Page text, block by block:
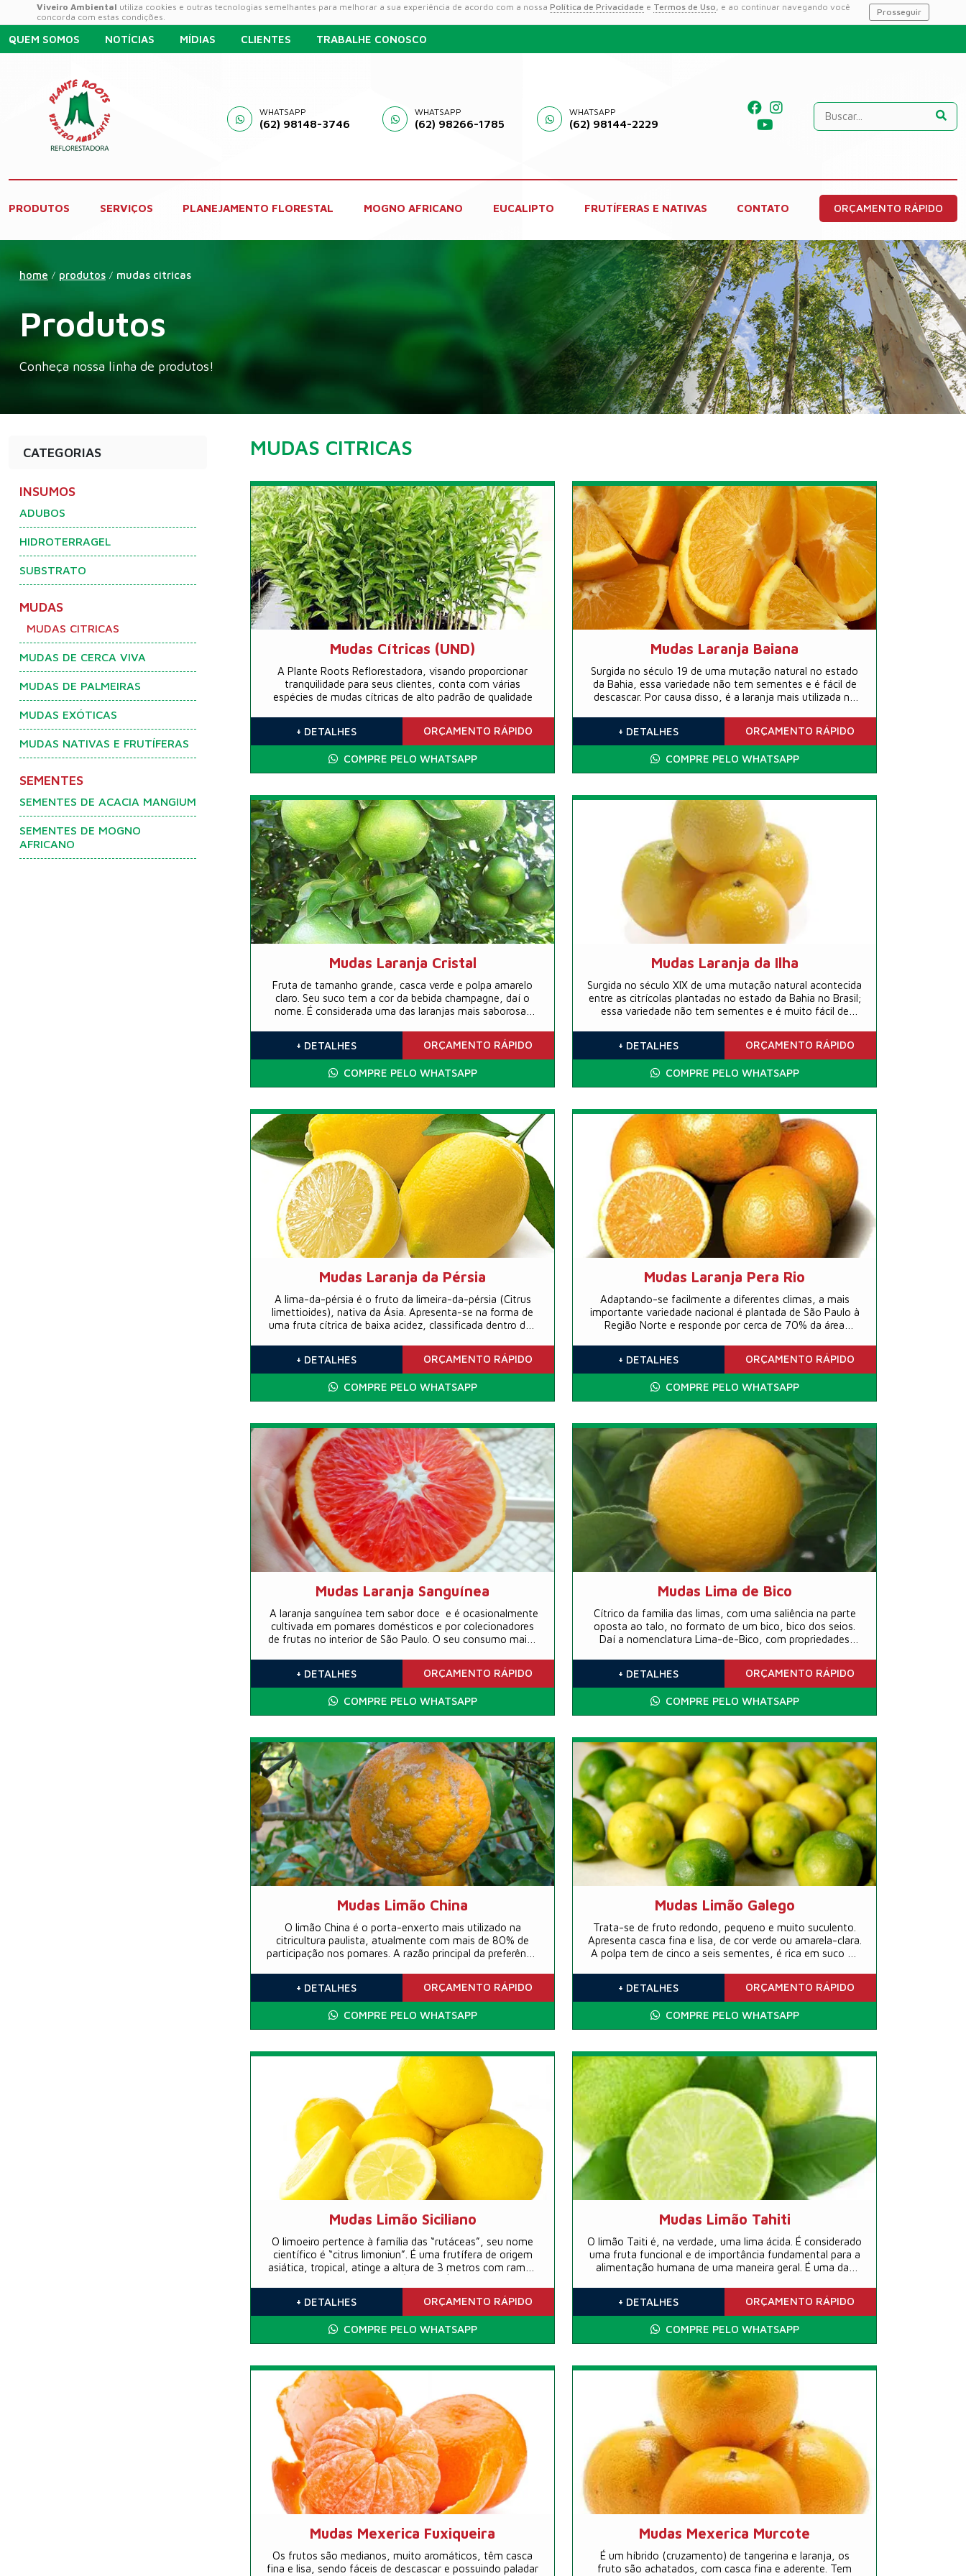
Viveiro Ambiental utiliza cookies e outras tecnologias semelhantes para melhorar a sua experiência de acordo com a nossa Política de Privacidade e Termos de Uso, e ao continuar navegando você
concorda com estas condições.
Prosseguir
QUEM SOMOS NOTÍCIAS MÍDIAS CLIENTES TRABALHE CONOSCO
WHATSAPP
(62) 98148-3746
WHATSAPP
(62) 98266-1785
WHATSAPP
(62) 98144-2229
PRODUTOS SERVIÇOS PLANEJAMENTO FLORESTAL MOGNO AFRICANO EUCALIPTO FRUTÍFERAS E NATIVAS CONTATO ORÇAMENTO RÁPIDO
home / produtos / mudas citricas
Produtos
Conheça nossa linha de produtos!
CATEGORIAS
INSUMOS
ADUBOS
HIDROTERRAGEL
SUBSTRATO
MUDAS
MUDAS CITRICAS
MUDAS DE CERCA VIVA
MUDAS DE PALMEIRAS
MUDAS EXÓTICAS
MUDAS NATIVAS E FRUTÍFERAS
SEMENTES
SEMENTES DE ACACIA MANGIUM
SEMENTES DE MOGNO
AFRICANO
MUDAS CITRICAS
Mudas Cítricas (UND)
A Plante Roots Reflorestadora, visando proporcionar
tranquilidade para seus clientes, conta com várias
espécies de mudas cítricas de alto padrão de qualidade
+ DETALHES ORÇAMENTO RÁPIDO
COMPRE PELO WHATSAPP
Mudas Laranja Baiana
Surgida no século 19 de uma mutação natural no estado
da Bahia, essa variedade não tem sementes e é fácil de
descascar. Por causa disso, é a laranja mais utilizada no
conhecida como laranja-de-umbigo, por causa de uma
pequena saliência na parte de baixo da fruta
+ DETALHES ORÇAMENTO RÁPIDO
COMPRE PELO WHATSAPP
Mudas Laranja Cristal
Fruta de tamanho grande, casca verde e polpa amarelo
claro. Seu suco tem a cor da bebida champagne, daí o
nome. É considerada uma das laranjas mais saborosas
+ DETALHES ORÇAMENTO RÁPIDO
COMPRE PELO WHATSAPP
Mudas Laranja da Ilha
Surgida no século XIX de uma mutação natural acontecida
entre as citrícolas plantadas no estado da Bahia no Brasil;
essa variedade não tem sementes e é muito fácil de
frutas e também muito apreciada como fruta fresca de
consumo ao natural.
+ DETALHES ORÇAMENTO RÁPIDO
COMPRE PELO WHATSAPP
Mudas Laranja da Pérsia
A lima-da-pérsia é o fruto da limeira-da-pérsia (Citrus
limettioides), nativa da Ásia. Apresenta-se na forma de
uma fruta cítrica de baixa acidez, classificada dentro das
+ DETALHES
ORÇAMENTO RÁPIDO
COMPRE PELO WHATSAPP
Mudas Laranja Pera Rio
Adaptando-se facilmente a diferentes climas, a mais
importante variedade nacional é plantada de São Paulo à
Região Norte e responde por cerca de 70% da área
tem um sabor levemente doce, ideal para o preparo de
sucos ou para o consumo natural.
+ DETALHES ORÇAMENTO RÁPIDO
COMPRE PELO WHATSAPP
Mudas Laranja Sanguínea
A laranja sanguínea tem sabor doce e é ocasionalmente
cultivada em pomares domésticos e por colecionadores
de frutas no interior de São Paulo. O seu consumo maior
+ DETALHES
ORÇAMENTO RÁPIDO
COMPRE PELO WHATSAPP
Mudas Lima de Bico
Cítrico da familia das limas, com uma saliência na parte
oposta ao talo, no formato de um bico, bico dos seios.
Daí a nomenclatura Lima-de-Bico, com propriedades
+ DETALHES ORÇAMENTO RÁPIDO
COMPRE PELO WHATSAPP
Mudas Limão China
O limão China é o porta-enxerto mais utilizado na
citricultura paulista, atualmente com mais de 80% de
participação nos pomares. A razão principal da preferência
em limão Cravo geralmente têm boas safras a partir dos
3 anos de idade.
+ DETALHES ORÇAMENTO RÁPIDO
COMPRE PELO WHATSAPP
Mudas Limão Galego
Trata-se de fruto redondo, pequeno e muito suculento.
Apresenta casca fina e lisa, de cor verde ou amarela-clara.
A polpa tem de cinco a seis sementes, é rica em suco de
+ DETALHES
ORÇAMENTO RÁPIDO
COMPRE PELO WHATSAPP
Mudas Limão Siciliano
O limoeiro pertence à família das “rutáceas”, seu nome
científico é “citrus limoniun”. É uma frutífera de origem
asiática, tropical, atinge a altura de 3 metros com ramos
árabes para a Europa; a partir daí espalhou-se pelo
+ DETALHES ORÇAMENTO RÁPIDO
COMPRE PELO WHATSAPP
Mudas Limão Tahiti
O limão Taiti é, na verdade, uma lima ácida. É considerado
uma fruta funcional e de importância fundamental para a
alimentação humana de uma maneira geral. É uma das
aplicações nas áreas médicas, farmacológicas, em
cosméticos, em áreas de sanidade animal, e muito mais.
+ DETALHES ORÇAMENTO RÁPIDO
COMPRE PELO WHATSAPP
Mudas Mexerica Fuxiqueira
Os frutos são medianos, muito aromáticos, têm casca
fina e lisa, sendo fáceis de descascar e possuindo paladar
Mudas Mexerica Murcote
É um híbrido (cruzamento) de tangerina e laranja, os
fruto são achatados, com casca fina e aderente. Tem